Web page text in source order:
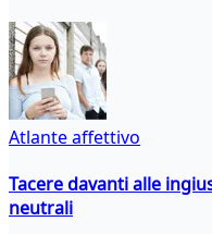
Atlante affettivo
Tacere davanti alle
neutrali